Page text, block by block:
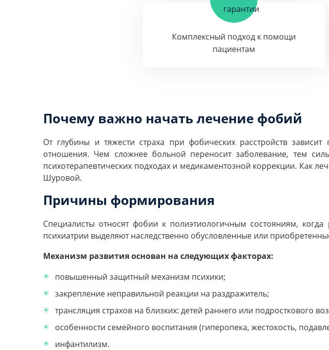
Комплексный подход к помощи
пациентам
Почему важно начать лечение фобий
От глубины и тяжести страха при фобических расстройств
отношения. Чем сложнее больной переносит заболевание, тем
психотерапевтических подходах и медикаментозной коррекции. Как
Шуровой.
Причины формирования
Специалисты относят фобии к полиэтиологичным состояниям,
психиатрии выделяют наследственно обусловленные или
Механизм развития основан на следующих факторах:
повышенный защитный механизм психики;
закрепление неправильной реакции на раздражитель;
трансляция страхов на близких: детей раннего или подросткового
особенности семейного воспитания (гиперопека, жестокость,
инфантилизм.